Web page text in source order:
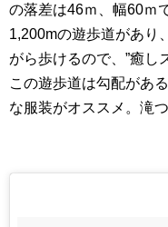
の落差は46ｍ、幅60ｍ
1,200mの遊歩道があり
がら歩けるので、”癒し
この遊歩道は勾配があ
な服装がオススメ。滝